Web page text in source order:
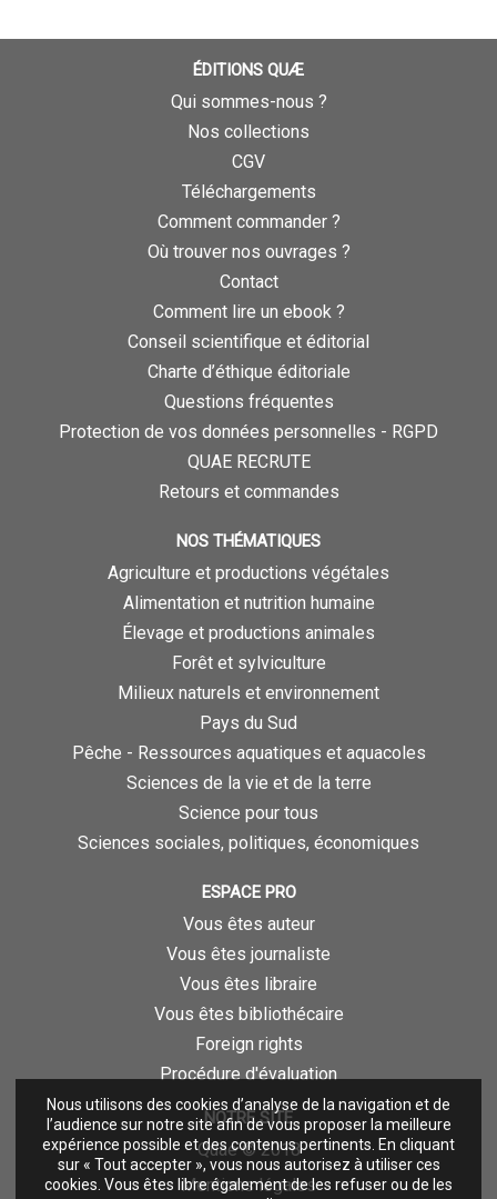
Nous utilisons des cookies d’analyse de la navigation et de
l’audience sur notre site afin de vous proposer la meilleure
expérience possible et des contenus pertinents. En cliquant
sur « Tout accepter », vous nous autorisez à utiliser ces
cookies. Vous êtes libre également de les refuser ou de les
ÉDITIONS QUÆ
Qui sommes-nous ?
Nos collections
CGV
Téléchargements
Comment commander ?
Où trouver nos ouvrages ?
Contact
Comment lire un ebook ?
Conseil scientifique et éditorial
Charte d’éthique éditoriale
Questions fréquentes
Protection de vos données personnelles - RGPD
QUAE RECRUTE
Retours et commandes
NOS THÉMATIQUES
Agriculture et productions végétales
Alimentation et nutrition humaine
Élevage et productions animales
Forêt et sylviculture
Milieux naturels et environnement
Pays du Sud
Pêche - Ressources aquatiques et aquacoles
Sciences de la vie et de la terre
Science pour tous
Sciences sociales, politiques, économiques
ESPACE PRO
Vous êtes auteur
Vous êtes journaliste
Vous êtes libraire
Vous êtes bibliothécaire
Foreign rights
Procédure d'évaluation
NOTRE SITE
Quae © 2018
Mentions légales